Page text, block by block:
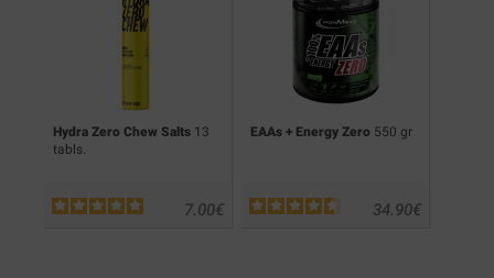
Hydra Zero Chew Salts 13
tabls.
€
7.00
EAAs + Energy Zero 550 gr
€
34.90